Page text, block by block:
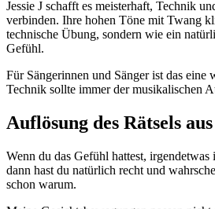
Jessie J schafft es meisterhaft, Technik
verbinden. Ihre hohen Töne mit Twang
technische Übung, sondern wie ein
Gefühl.
Für Sängerinnen und Sänger ist das eine
Technik sollte immer der musikalischen
Auflösung des Rätsels
Wenn du das Gefühl hattest,
dann hast du natürlich recht und
schon warum.